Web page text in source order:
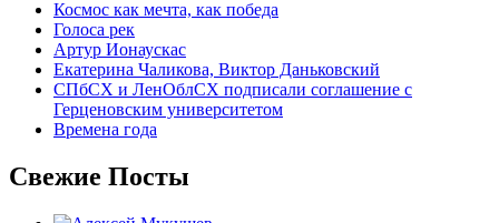
Космос как мечта, как победа
Голоса рек
Артур Ионаускас
Екатерина Чаликова, Виктор Даньковский
СПбСХ и ЛенОблСХ подписали соглашение с
Герценовским университетом
Времена года
Свежие Посты